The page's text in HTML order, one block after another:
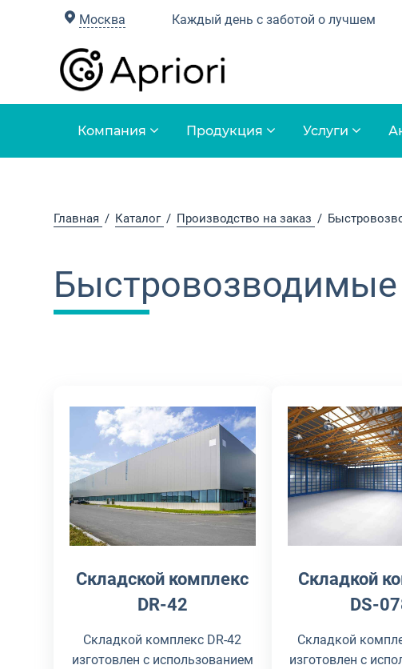
Москва Каждый день с заботой о лучшем
Компания Продукция Услуги
Главная Каталог Производство на заказ
Быстровозводимые
Складской комплекс
DR-42
Складкой комплекс DR-42
изготовлен с использованием
Складкой
DS-
Складкой
изготовлен с